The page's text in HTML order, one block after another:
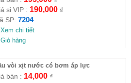
sỉ VIP : 190,000₫
SP: 7204
chi tiết
hàng
vòi xịt nước có bơm áp lực
bán : 14,000₫